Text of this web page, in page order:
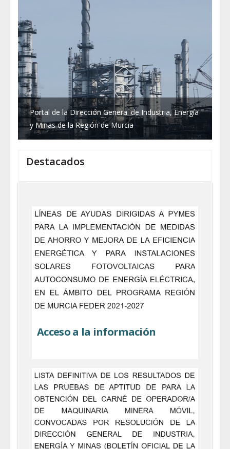
Portal de la Dirección General de Industria, Energía
y Minas de la Región de Murcia
Destacados
Acceso a la información